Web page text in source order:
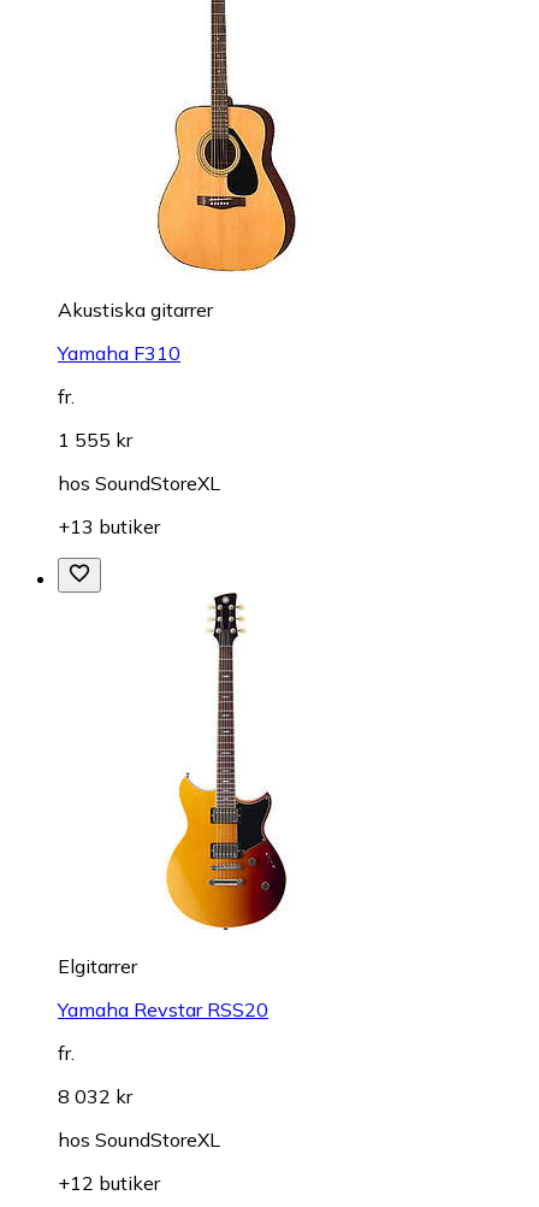
Akustiska gitarrer
Yamaha F310
fr.
1 555 kr
hos SoundStoreXL
+13 butiker
Elgitarrer
Yamaha Revstar RSS20
fr.
8 032 kr
hos SoundStoreXL
+12 butiker